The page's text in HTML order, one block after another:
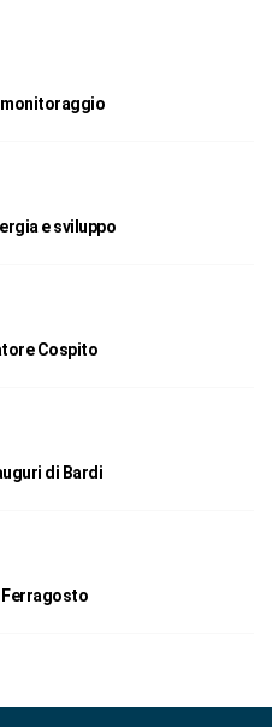
monitoraggio
e sviluppo
Cospito
di Bardi
Ferragosto